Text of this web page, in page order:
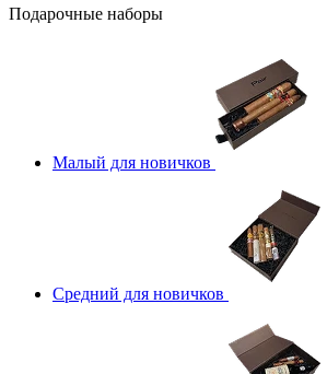
Подарочные наборы
Малый для новичков
Средний для новичков